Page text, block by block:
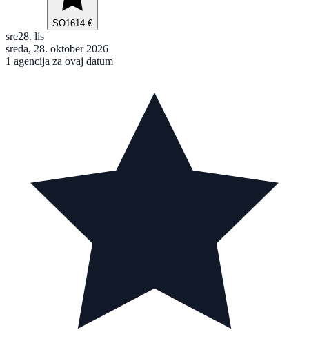
SO1614 €
sre28. lis
sreda, 28. oktober 2026
1 agencija za ovaj datum